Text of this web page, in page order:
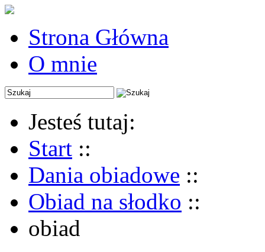
Strona Główna
O mnie
Jesteś tutaj:
Start ::
Dania obiadowe ::
Obiad na słodko ::
obiad